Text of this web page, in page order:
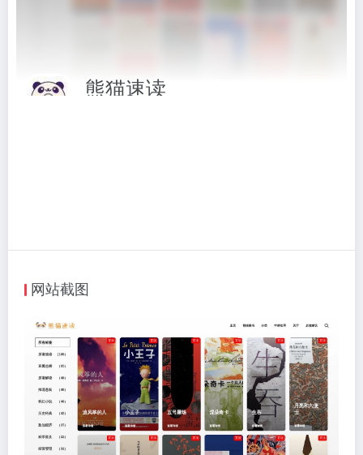
熊猫速读
网站截图